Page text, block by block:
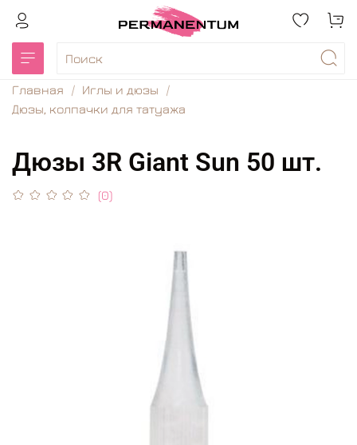
Главная
Иглы и дюзы
Дюзы, колпачки для татуажа
Дюзы 3R Giant Sun 50 шт.
(0)